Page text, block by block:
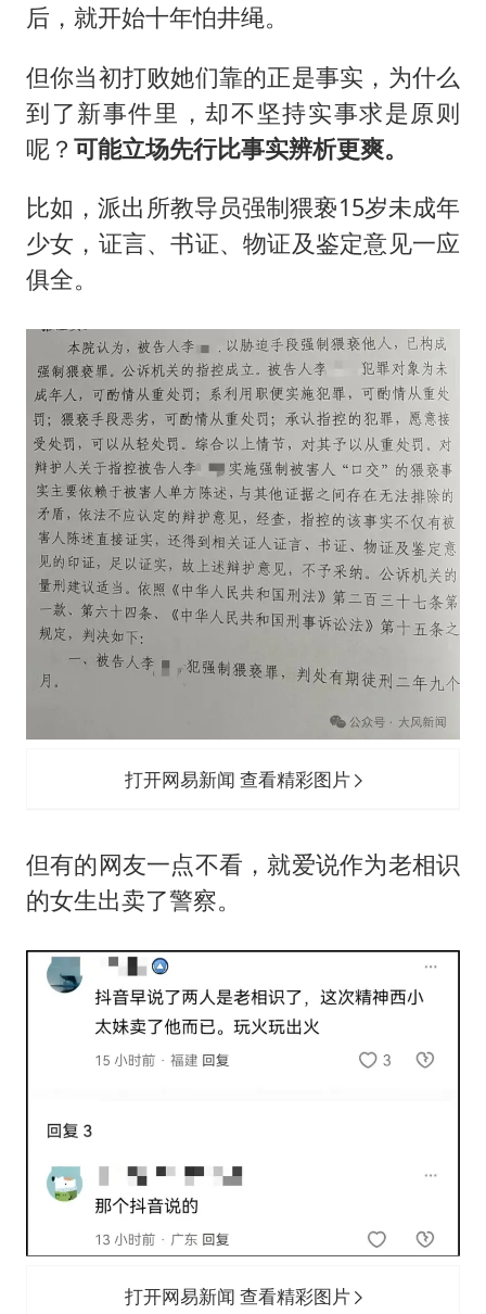
后，就开始十年怕井绳。
但你当初打败她们靠的正是事实，为什么
到了新事件里，却不坚持实事求是原则
呢？ 可能立场先行比事实辨析更爽。
比如，派出所教导员强制猥亵15岁未成年
少女，证言、书证、物证及鉴定意见一应
俱全。
打开网易新闻 查看精彩图片
但有的网友一点不看，就爱说作为老相识
的女生出卖了警察。
打开网易新闻 查看精彩图片